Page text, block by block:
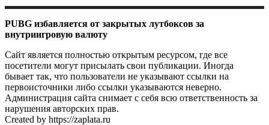
PUBG избавляется от закрытых лутбоксов за
внутриигровую валюту
Сайт является полностью открытым ресурсом, где все
посетители могут присылать свои публикации. Иногда
бывает так, что пользователи не указывают ссылки на
первоисточники либо ссылки указываются неверно.
Администрация сайта снимает с себя всю ответственность за
нарушения авторских прав.
Created by https://zaplata.ru